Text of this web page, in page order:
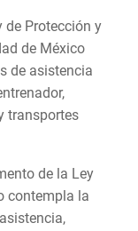
de Protección y
de México
de asistencia
transportes
de la Ley
contempla la